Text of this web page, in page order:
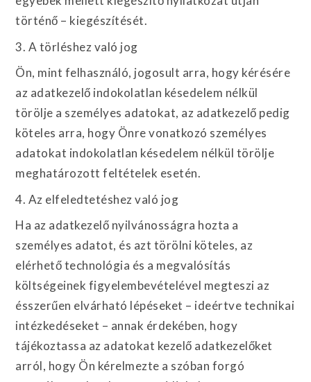
történő – kiegészítését.
3. A törléshez való jog
Ön, mint felhasználó, jogosult arra, hogy kérésére
az adatkezelő indokolatlan késedelem nélkül
törölje a személyes adatokat, az adatkezelő pedig
köteles arra, hogy Önre vonatkozó személyes
adatokat indokolatlan késedelem nélkül törölje
meghatározott feltételek esetén.
4. Az elfeledtetéshez való jog
Ha az adatkezelő nyilvánosságra hozta a
személyes adatot, és azt törölni köteles, az
elérhető technológia és a megvalósítás
költségeinek figyelembevételével megteszi az
ésszerűen elvárható lépéseket – ideértve technikai
intézkedéseket – annak érdekében, hogy
tájékoztassa az adatokat kezelő adatkezelőket
arról, hogy Ön kérelmezte a szóban forgó